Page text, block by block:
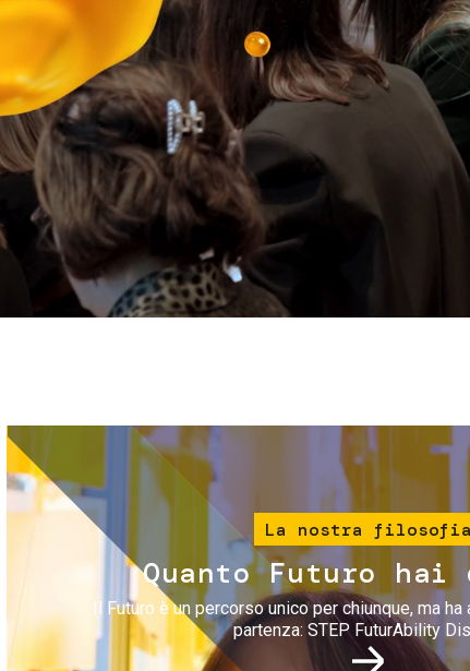
Immagine
La nostra filosofia
Quanto Futuro hai
Il Futuro è un percorso unico per chiunque, ma
partenza: STEP FuturAbility